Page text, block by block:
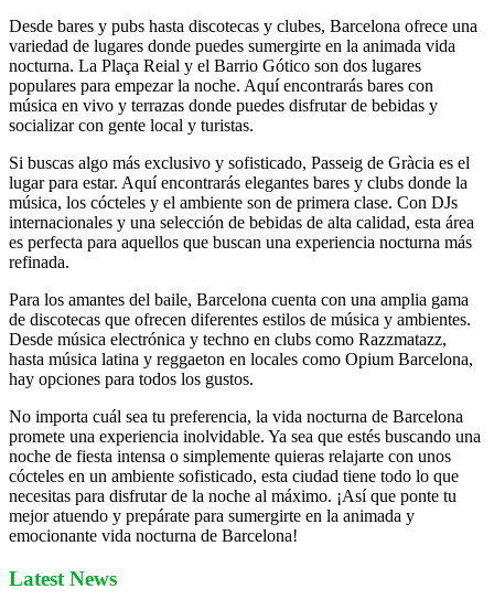
Desde bares y pubs hasta discotecas y clubes, Barcelona ofrece una
variedad de lugares donde puedes sumergirte en la animada vida
nocturna. La Plaça Reial y el Barrio Gótico son dos lugares
populares para empezar la noche. Aquí encontrarás bares con
música en vivo y terrazas donde puedes disfrutar de bebidas y
socializar con gente local y turistas.
Si buscas algo más exclusivo y sofisticado, Passeig de Gràcia es el
lugar para estar. Aquí encontrarás elegantes bares y clubs donde la
música, los cócteles y el ambiente son de primera clase. Con DJs
internacionales y una selección de bebidas de alta calidad, esta área
es perfecta para aquellos que buscan una experiencia nocturna más
refinada.
Para los amantes del baile, Barcelona cuenta con una amplia gama
de discotecas que ofrecen diferentes estilos de música y ambientes.
Desde música electrónica y techno en clubs como Razzmatazz,
hasta música latina y reggaeton en locales como Opium Barcelona,
hay opciones para todos los gustos.
No importa cuál sea tu preferencia, la vida nocturna de Barcelona
promete una experiencia inolvidable. Ya sea que estés buscando una
noche de fiesta intensa o simplemente quieras relajarte con unos
cócteles en un ambiente sofisticado, esta ciudad tiene todo lo que
necesitas para disfrutar de la noche al máximo. ¡Así que ponte tu
mejor atuendo y prepárate para sumergirte en la animada y
emocionante vida nocturna de Barcelona!
Latest News